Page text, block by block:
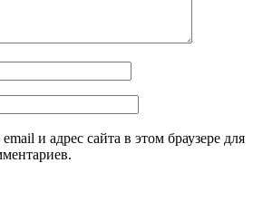
и адрес сайта в этом браузере для